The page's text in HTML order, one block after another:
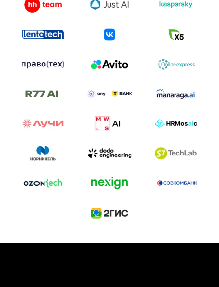
к построению бизнеса и созданию технологий под
И БИТВА АГЕНТОВ